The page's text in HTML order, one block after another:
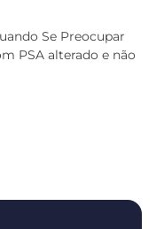
Se Preocupar
PSA alterado e não